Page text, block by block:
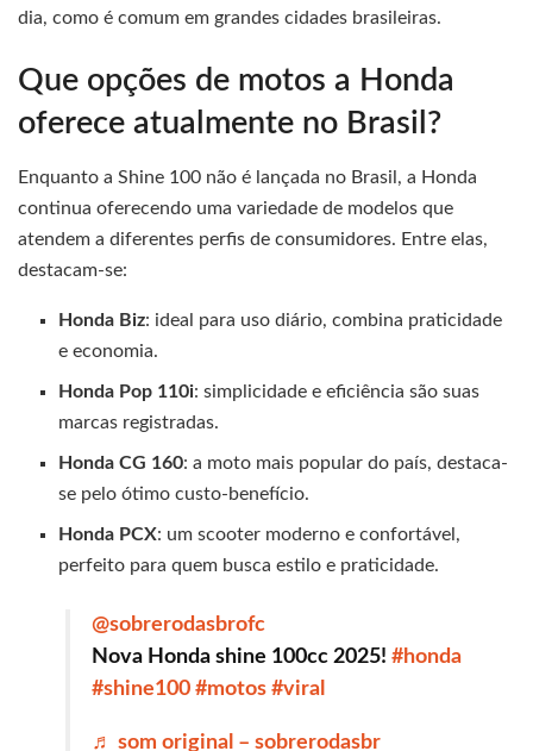
dia, como é comum em grandes cidades brasileiras.
Que opções de motos a Honda
oferece atualmente no Brasil?
Enquanto a Shine 100 não é lançada no Brasil, a Honda
continua oferecendo uma variedade de modelos que
atendem a diferentes perfis de consumidores. Entre elas,
destacam-se:
Honda Biz: ideal para uso diário, combina praticidade
e economia.
Honda Pop 110i: simplicidade e eficiência são suas
marcas registradas.
Honda CG 160: a moto mais popular do país, destaca-
se pelo ótimo custo-benefício.
Honda PCX: um scooter moderno e confortável,
perfeito para quem busca estilo e praticidade.
@sobrerodasbrofc
Nova Honda shine 100cc 2025! #honda
#shine100 #motos #viral
♬ som original – sobrerodasbr